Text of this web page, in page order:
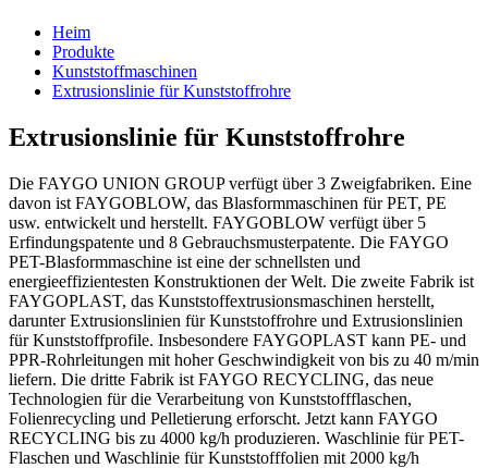
Heim
Produkte
Kunststoffmaschinen
Extrusionslinie für Kunststoffrohre
Extrusionslinie für Kunststoffrohre
Die FAYGO UNION GROUP verfügt über 3 Zweigfabriken. Eine
davon ist FAYGOBLOW, das Blasformmaschinen für PET, PE
usw. entwickelt und herstellt. FAYGOBLOW verfügt über 5
Erfindungspatente und 8 Gebrauchsmusterpatente. Die FAYGO
PET-Blasformmaschine ist eine der schnellsten und
energieeffizientesten Konstruktionen der Welt. Die zweite Fabrik ist
FAYGOPLAST, das Kunststoffextrusionsmaschinen herstellt,
darunter Extrusionslinien für Kunststoffrohre und Extrusionslinien
für Kunststoffprofile. Insbesondere FAYGOPLAST kann PE- und
PPR-Rohrleitungen mit hoher Geschwindigkeit von bis zu 40 m/min
liefern. Die dritte Fabrik ist FAYGO RECYCLING, das neue
Technologien für die Verarbeitung von Kunststoffflaschen,
Folienrecycling und Pelletierung erforscht. Jetzt kann FAYGO
RECYCLING bis zu 4000 kg/h produzieren. Waschlinie für PET-
Flaschen und Waschlinie für Kunststofffolien mit 2000 kg/h